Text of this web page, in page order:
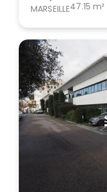
MARSEILLE47.15 m²